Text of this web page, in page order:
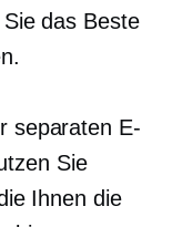
das Beste
separaten E-
Sie
Ihnen die